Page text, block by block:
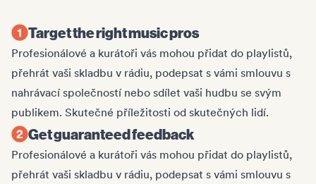
Target the right music pros
Profesionálové a kurátoři vás mohou přidat do playlistů,
přehrát vaši skladbu v rádiu, podepsat s vámi smlouvu s
nahrávací společností nebo sdílet vaši hudbu se svým
publikem. Skutečné příležitosti od skutečných lidí.
Get guaranteed feedback
Profesionálové a kurátoři vás mohou přidat do playlistů,
přehrát vaši skladbu v rádiu, podepsat s vámi smlouvu s